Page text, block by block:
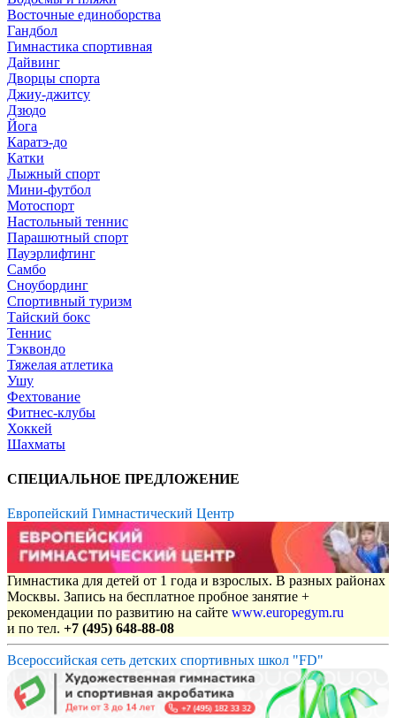
Восточные единоборства
Гандбол
Гимнастика спортивная
Дайвинг
Дворцы спорта
Джиу-джитсу
Дзюдо
Йога
Каратэ-до
Катки
Лыжный спорт
Мини-футбол
Мотоспорт
Настольный теннис
Парашютный спорт
Пауэрлифтинг
Самбо
Сноубординг
Спортивный туризм
Тайский бокс
Теннис
Тэквондо
Тяжелая атлетика
Ушу
Фехтование
Фитнес-клубы
Хоккей
Шахматы
СПЕЦИАЛЬНОЕ ПРЕДЛОЖЕНИЕ
Европейский Гимнастический Центр
Гимнастика для детей от 1 года и взрослых. В разных районах
Москвы. Запись на бесплатное пробное занятие +
рекомендации по развитию на сайте www.europegym.ru
и по тел. +7 (495) 648-88-08
Всероссийская сеть детских спортивных школ "FD"